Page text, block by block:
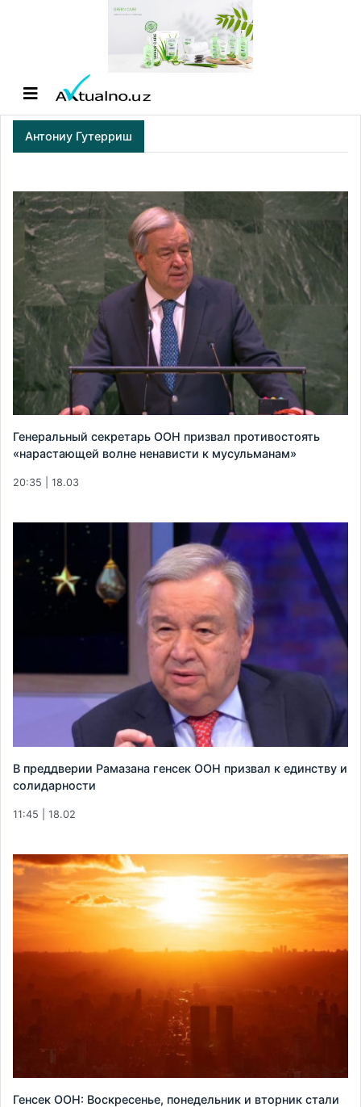
Антониу Гутерриш
Генеральный секретарь ООН призвал противостоять
«нарастающей волне ненависти к мусульманам»
20:35 | 18.03
В преддверии Рамазана генсек ООН призвал к единству и
солидарности
11:45 | 18.02
Генсек ООН: Воскресенье, понедельник и вторник стали